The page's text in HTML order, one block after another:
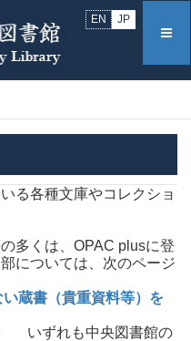
EN JP
る各種文庫やコレクショ
多くは、OPAC plusに登
については、次のページ
蔵書（貴重資料等）を
いずれも中央図書館の